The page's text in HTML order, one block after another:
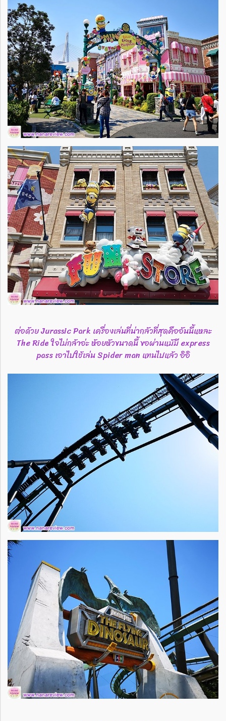
ต่อด้วย Jurassic Park เครื่องเล่นที่น่ากลัวที่สุดคืออันนี้แหละ
The Ride ใจไม่กล้าอ่ะ ห้อยหัวขนาดนี้ ขอผ่านแม้มี express
pass เอาไปใช้เล่น Spider man แทนไปแล้ว อิอิ